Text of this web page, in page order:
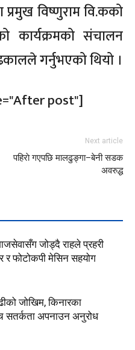
विष्णुराम वि.कको
कार्यक्रमको संचालन
गर्नुभएको थियो ।
post"]
Next article
पहिराे गएपछि मालढुङ्गा–बेनी सडक
अवरुद्ध
जोड्दै राहले प्रहरी
र फोटोकपी मेसिन सहयोग
जोखिम, किनारका
सतर्कता अपनाउन अनुरोध